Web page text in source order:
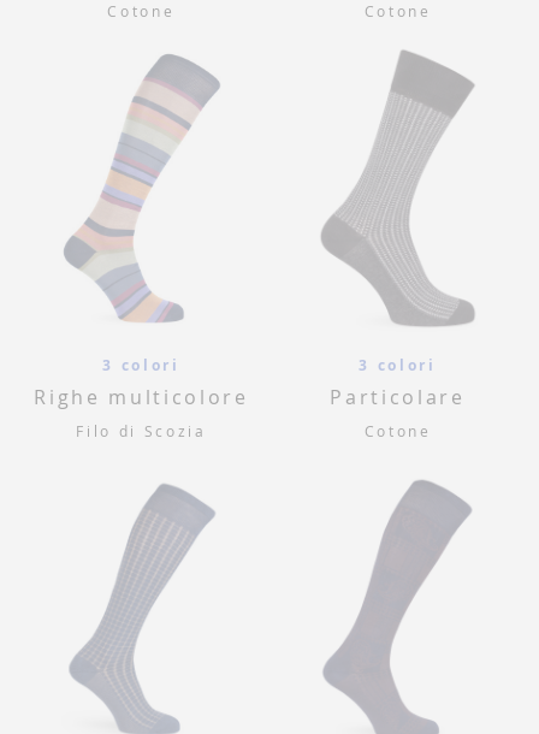
Cotone Cotone
3 colori
Righe multicolore
Filo di Scozia
3 colori
Particolare
Cotone